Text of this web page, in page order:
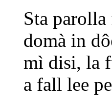
Sta parolla
domà in
mì disi, la
a fall lee